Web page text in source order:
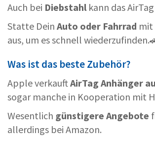
Auch bei Diebstahl kann das
Statte Dein Auto oder Fahrrad mit
aus, um es schnell
Was ist das beste Zubehör?
Apple verkauftAirTag Anhänger
sogar manche in Kooperation mit
Wesentlich günstigere Angebote
allerdings bei Amazon.